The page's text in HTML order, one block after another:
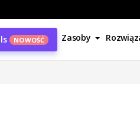
NOWOŚĆ Zasoby